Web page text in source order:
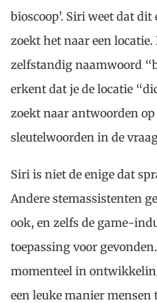
bioscoop’. Siri weet dat
zoekt het naar een
zelfstandig naamwoord
erkent dat je de locatie
zoekt naar antwoorden op
sleutelwoorden in de
Siri is niet de enige dat
Andere stemassistenten
ook, en zelfs de game-
toepassing voor
momenteel in
een leuke manier mensen